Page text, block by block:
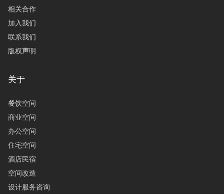
相关合作
加入我们
联系我们
版权声明
关于
餐饮空间
商业空间
办公空间
住宅空间
酒店民宿
空间改造
设计服务咨询